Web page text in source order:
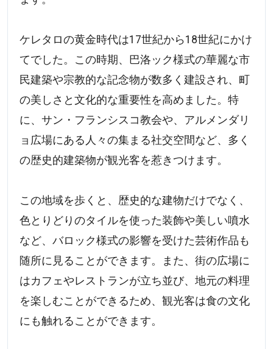
ケレタロの黄金時代は17世紀から18世紀にかけ
てでした。この時期、巴洛ック様式の華麗な市
民建築や宗教的な記念物が数多く建設され、町
の美しさと文化的な重要性を高めました。特
に、サン・フランシスコ教会や、アルメンダリ
ョ広場にある人々の集まる社交空間など、多く
の歴史的建築物が観光客を惹きつけます。
この地域を歩くと、歴史的な建物だけでなく、
色とりどりのタイルを使った装飾や美しい噴水
など、バロック様式の影響を受けた芸術作品も
随所に見ることができます。また、街の広場に
はカフェやレストランが立ち並び、地元の料理
を楽しむことができるため、観光客は食の文化
にも触れることができます。